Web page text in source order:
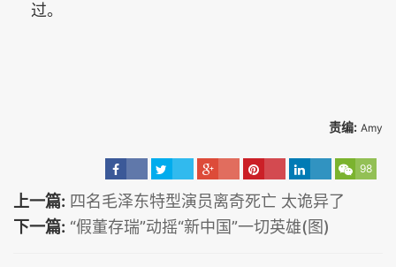
过。
责编: Amy
98
上一篇: 四名毛泽东特型演员离奇死亡 太诡异了
下一篇: “假董存瑞”动摇“新中国”一切英雄(图)